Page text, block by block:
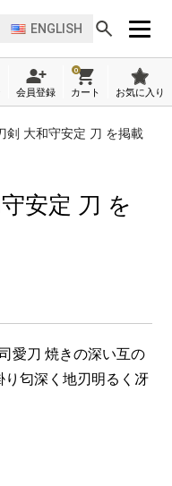
ENGLISH
会員登録
0
カート お気に入り
剣 大和守安定 刀 を掲載
安定 刀 を
愛刀 焼きの深い互の
り匂深く地刃明るく冴